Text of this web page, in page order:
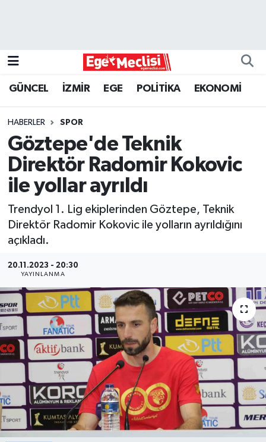
GÜNCEL İZMİR EGE POLİTİKA EKONOMİ
HABERLER SPOR
Göztepe'de Teknik
Direktör Radomir Kokovic
ile yollar ayrıldı
Trendyol 1. Lig ekiplerinden Göztepe, Teknik
Direktör Radomir Kokovic ile yolların ayrıldığını
açıkladı.
20.11.2023 - 20:30
YAYINLANMA
GÜNCEL
İZMİR
ÖZEL HABER
POLİTİKA
Programlar
YAŞAM